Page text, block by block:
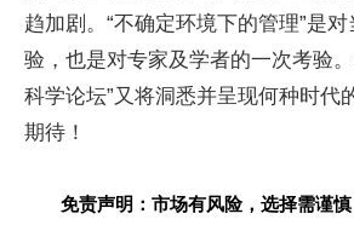
趋加剧。“不确定环境下的管理”是
验，也是对专家及学者的一次考验
科学论坛”又将洞悉并呈现何种时代
期待！
免责声明：市场有风险，选择需谨